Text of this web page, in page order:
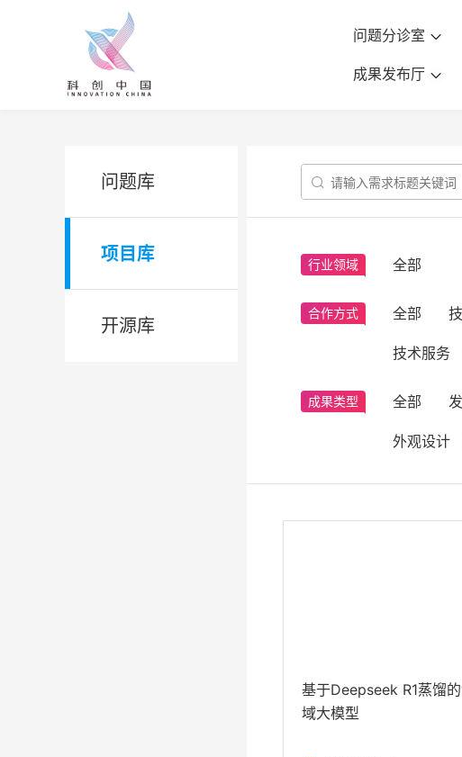
问题分诊室
成果发布厅
问题库
项目库
开源库

行业领域 全部
合作方式 全部
技术服务
成果类型 全部
外观设计
基于Deepseek R1蒸馏的
域大模型